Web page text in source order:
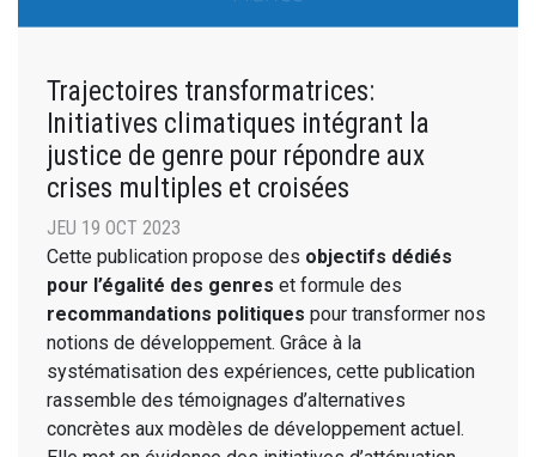
Trajectoires transformatrices:
Initiatives climatiques intégrant la
justice de genre pour répondre aux
crises multiples et croisées
JEU 19 OCT 2023
Cette publication propose des objectifs dédiés
pour l’égalité des genres et formule des
recommandations politiques pour transformer nos
notions de développement. Grâce à la
systématisation des expériences, cette publication
rassemble des témoignages d’alternatives
concrètes aux modèles de développement actuel.